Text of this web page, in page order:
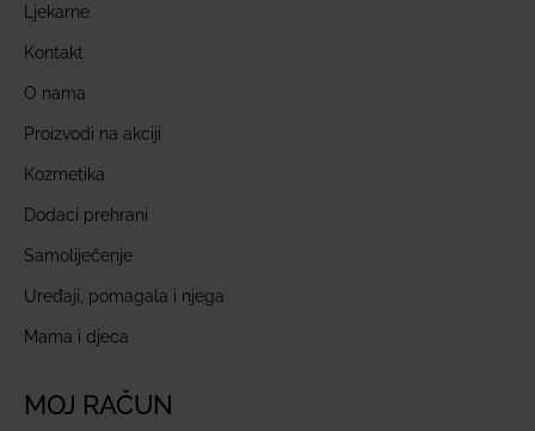
Ljekarne
Kontakt
O nama
Proizvodi na akciji
Kozmetika
Dodaci prehrani
Samoliječenje
Uređaji, pomagala i njega
Mama i djeca
MOJ RAČUN